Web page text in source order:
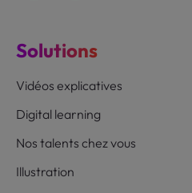
Solutions
Vidéos explicatives
Digital learning
Nos talents chez vous
Illustration